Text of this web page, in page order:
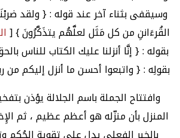
وسيقفى بثناء آخر عند قوله : { ولقد
القُرءَاننِ من كل مَثَل لعلَّهُم يتذَكَّرُونَ } [
بقوله : { إنَّا أنزلنا عليك الكتاب للناس
بقولِه : { واتبعوا أحسن ما أنزل إليكم من
وافتتاح الجملة باسم الجلالة يؤذن
المنزل بأن منزّله هو أعظم عظيم ، ثم